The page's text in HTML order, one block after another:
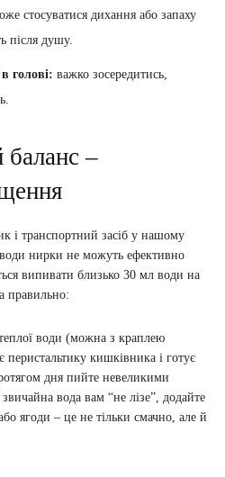
стосуватися дихання або запаху
після душу.
голові: важко зосередитись,
–
і транспортний засіб у нашому
води нирки не можуть ефективно
випивати близько 30 мл води на
правильно:
води (можна з краплею
кишківника і готує
дня пийте невеликими
вода вам “не лізе”, додайте
ягоди – це не тільки смачно, але й